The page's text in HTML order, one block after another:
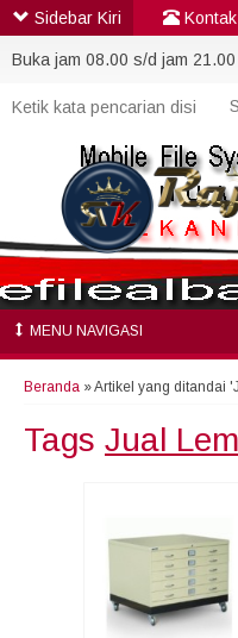
Buka jam 08.00 s/d jam
MENU NAVIGASI
Beranda »Artikel yang ditandai
Tags Jual
Sidebar Kiri Kontak